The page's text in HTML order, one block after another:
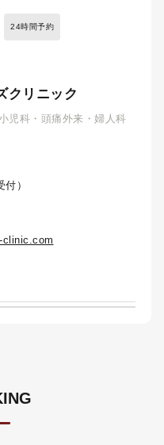
24時間予約
クリニック
児科・頭痛外来・婦人科
）
clinic.com